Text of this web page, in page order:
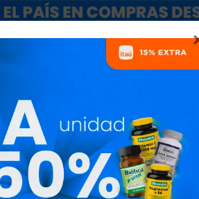
NUTRICIONISTAS
TOBILLERA
PRIM0003u002
$2.010
$1.709